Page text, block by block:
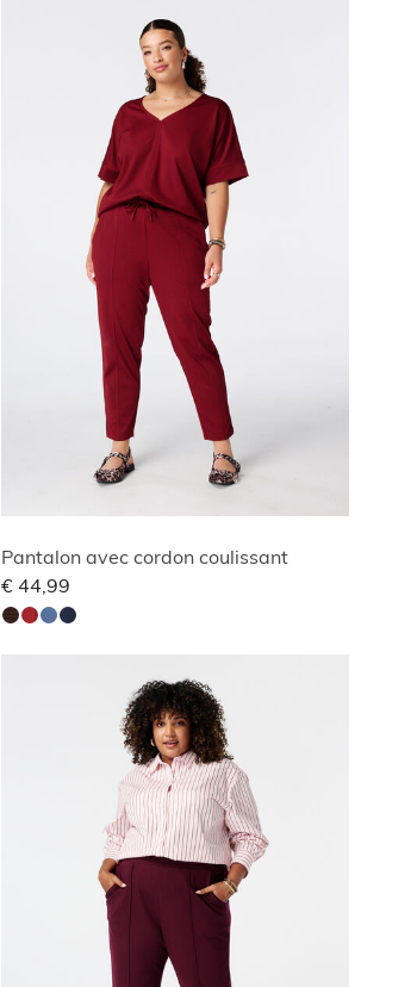
Pantalon avec cordon coulissant
€ 44,99